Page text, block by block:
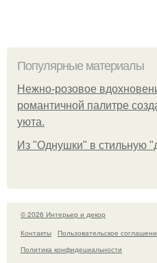
Популярные материалы
Нежно-розовое
романтичной палитре
уюта.
Из "Однушки" в стильную
© 2026 Интерьер и декор
Контакты
Пользовательское
Политика конфидециальности